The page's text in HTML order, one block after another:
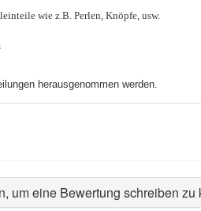
wie z.B. Perlen, Knöpfe, usw.
herausgenommen werden.
um eine Bewertung schreiben zu